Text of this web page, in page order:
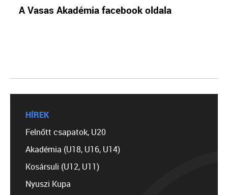
A Vasas Akadémia facebook oldala
HÍREK
Felnőtt csapatok, U20
Akadémia (U18, U16, U14)
Kosársuli (U12, U11)
Nyuszi Kupa